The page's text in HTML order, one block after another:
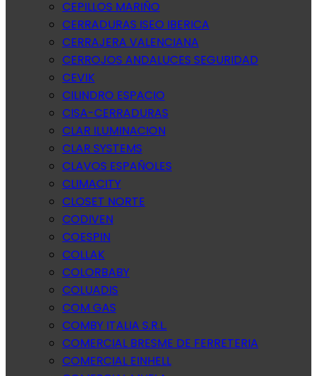
CEPILLOS MARIÑO
CERRADURAS ISEO IBERICA
CERRAJERA VALENCIANA
CERROJOS ANDALUCES SEGURIDAD
CEVIK
CILINDRO ESPACIO
CISA-CERRADURAS
CLAR ILUMINACION
CLAR SYSTEMS
CLAVOS ESPAÑOLES
CLIMACITY
CLOSET NORTE
CODIVEN
COESPIN
COLLAK
COLORBABY
COLUADIS
COM GAS
COMBY ITALIA S.R.L.
COMERCIAL BRESME DE FERRETERIA
COMERCIAL EINHELL